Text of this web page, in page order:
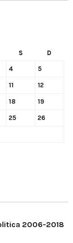
S D
4 5
11 12
18 19
25 26
2006-2018